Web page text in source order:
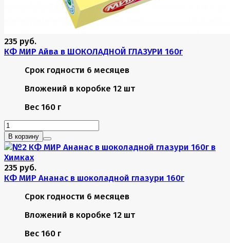
235 руб.
КФ МИР Айва в ШОКОЛАДНОЙ ГЛАЗУРИ 160г
Срок годности 6 месяцев
Вложений в коробке 12 шт
Вес 160 г
В корзину
235 руб.
КФ МИР Ананас в шоколадной глазури 160г
Срок годности 6 месяцев
Вложений в коробке 12 шт
Вес 160 г